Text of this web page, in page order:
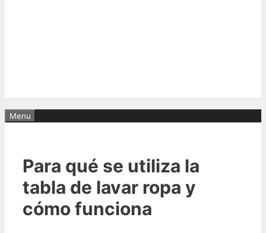
Menu
Para qué se utiliza la
tabla de lavar ropa y
cómo funciona